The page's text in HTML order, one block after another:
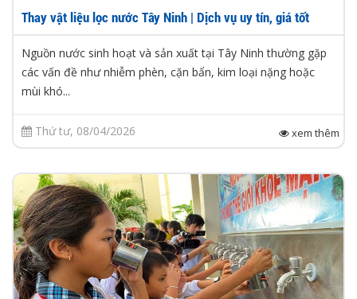
Thay vật liệu lọc nước Tây Ninh | Dịch vụ uy tín, giá tốt
Nguồn nước sinh hoạt và sản xuất tại Tây Ninh thường gặp
các vấn đề như nhiễm phèn, cặn bẩn, kim loại nặng hoặc
mùi khó...
Thứ tư, 08/04/2026 xem thêm